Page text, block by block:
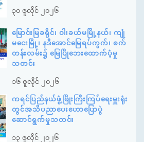
၃၀ ဇူလိုင် ၂၀၂၆
မြောင်းမြခရိုင်၊ ဝါးခယ်မမြို့နယ်၊ ကျုံ
မငေးမြို့၊ နဒီအောင်မြေရပ်ကွက်၊ စက်
တန်းလမ်း၌ မြေပြိုဘေးထောက်ပံ့မှု
သတင်း
၁၆ ဇူလိုင် ၂၀၂၆
ကရင်ပြည်နယ်ဖွံ့ဖြိုးကြီးကြပ်ရေးမှူးရုံး
တွင်အသိပညာပေးဟောပြောပွဲ
ဆောင်ရွက်မှုသတင်း
၁၃ ဇူလိုင် ၂၀၂၆